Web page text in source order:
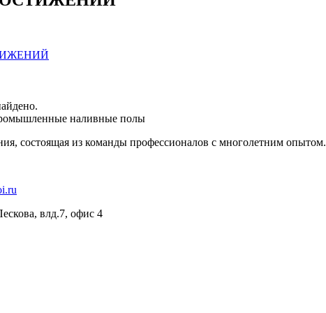
состоящая из команды профессионалов с многолетним опытом.
влд.7, офис 4